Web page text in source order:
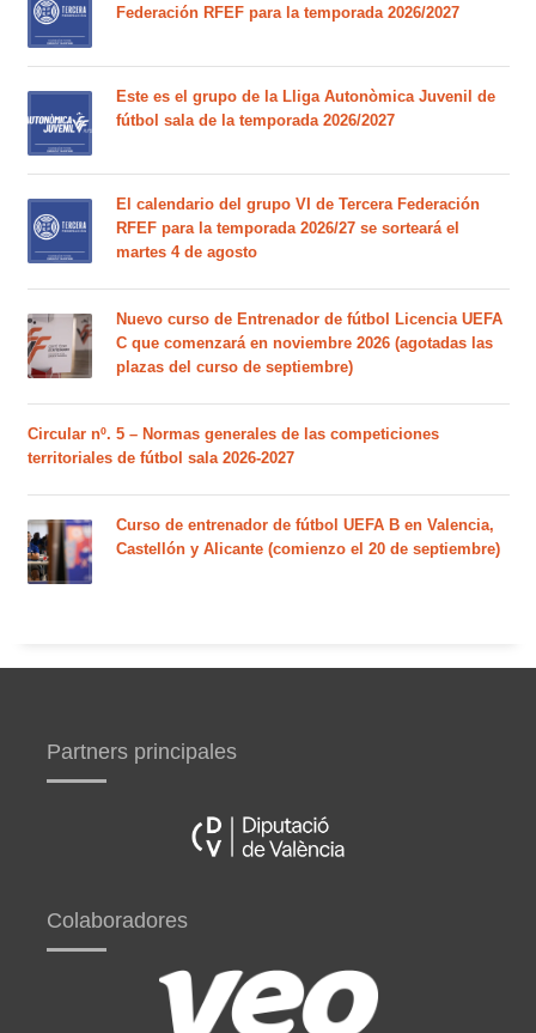
Federación RFEF para la temporada 2026/2027
Este es el grupo de la Lliga Autonòmica Juvenil de
fútbol sala de la temporada 2026/2027
El calendario del grupo VI de Tercera Federación
RFEF para la temporada 2026/27 se sorteará el
martes 4 de agosto
Nuevo curso de Entrenador de fútbol Licencia UEFA
C que comenzará en noviembre 2026 (agotadas las
plazas del curso de septiembre)
Circular nº. 5 – Normas generales de las competiciones
territoriales de fútbol sala 2026-2027
Curso de entrenador de fútbol UEFA B en Valencia,
Castellón y Alicante (comienzo el 20 de septiembre)
Partners principales
Colaboradores